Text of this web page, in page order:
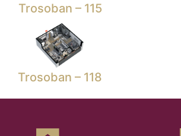
Trosoban – 115
Trosoban – 118